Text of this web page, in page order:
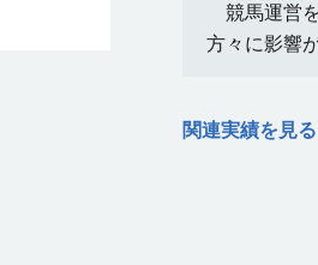
競馬運営
方々に影響
関連実績を見る